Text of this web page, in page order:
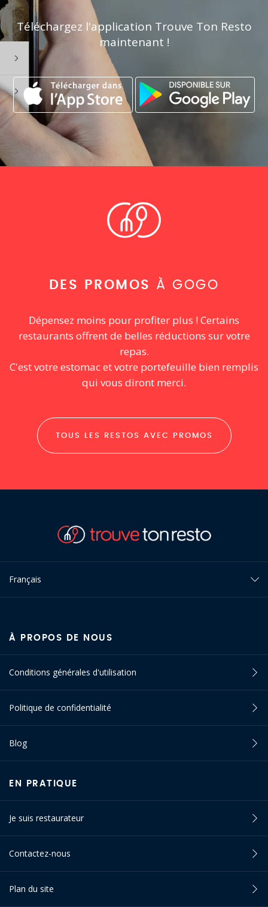
Téléchargez l'application Trouve Ton Resto
maintenant !
DES PROMOS À GOGO
Dépensez moins pour profiter plus ! Certains
restaurants offrent de belles réductions sur votre
repas.
C'est votre estomac et votre portefeuille bien remplis
qui vous diront merci.
TOUS LES RESTOS AVEC PROMOS
Français
À PROPOS DE NOUS
Conditions générales d'utilisation
Politique de confidentialité
Blog
EN PRATIQUE
Je suis restaurateur
Contactez-nous
Plan du site